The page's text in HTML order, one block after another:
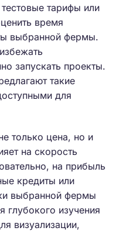
тарифы или
время
выбранной фермы.
запускать проекты.
такие
для
только цена, но и
на скорость
на прибыль
кредиты или
выбранной фермы
изучения
визуализации,